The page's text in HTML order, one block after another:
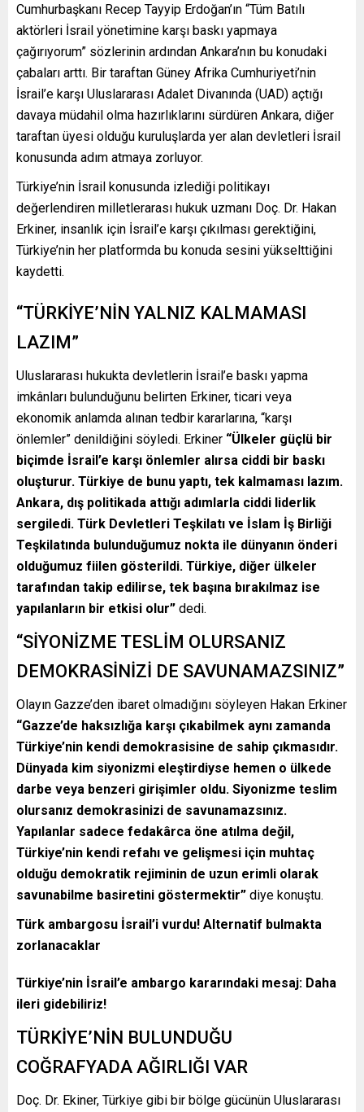
Cumhurbaşkanı Recep Tayyip Erdoğan’ın “Tüm Batılı
aktörleri İsrail yönetimine karşı baskı yapmaya
çağırıyorum” sözlerinin ardından Ankara’nın bu konudaki
çabaları arttı. Bir taraftan Güney Afrika Cumhuriyeti’nin
İsrail’e karşı Uluslararası Adalet Divanında (UAD) açtığı
davaya müdahil olma hazırlıklarını sürdüren Ankara, diğer
taraftan üyesi olduğu kuruluşlarda yer alan devletleri İsrail
konusunda adım atmaya zorluyor.
Türkiye’nin İsrail konusunda izlediği politikayı
değerlendiren milletlerarası hukuk uzmanı Doç. Dr. Hakan
Erkiner, insanlık için İsrail’e karşı çıkılması gerektiğini,
Türkiye’nin her platformda bu konuda sesini yükselttiğini
kaydetti.
“TÜRKİYE’NİN YALNIZ KALMAMASI
LAZIM”
Uluslararası hukukta devletlerin İsrail’e baskı yapma
imkânları bulunduğunu belirten Erkiner, ticari veya
ekonomik anlamda alınan tedbir kararlarına, “karşı
önlemler” denildiğini söyledi. Erkiner “Ülkeler güçlü bir
biçimde İsrail’e karşı önlemler alırsa ciddi bir baskı
oluşturur. Türkiye de bunu yaptı, tek kalmaması lazım.
Ankara, dış politikada attığı adımlarla ciddi liderlik
sergiledi. Türk Devletleri Teşkilatı ve İslam İş Birliği
Teşkilatında bulunduğumuz nokta ile dünyanın önderi
olduğumuz fiilen gösterildi. Türkiye, diğer ülkeler
tarafından takip edilirse, tek başına bırakılmaz ise
yapılanların bir etkisi olur” dedi.
“SİYONİZME TESLİM OLURSANIZ
DEMOKRASİNİZİ DE SAVUNAMAZSINIZ”
Olayın Gazze’den ibaret olmadığını söyleyen Hakan Erkiner
“Gazze’de haksızlığa karşı çıkabilmek aynı zamanda
Türkiye’nin kendi demokrasisine de sahip çıkmasıdır.
Dünyada kim siyonizmi eleştirdiyse hemen o ülkede
darbe veya benzeri girişimler oldu. Siyonizme teslim
olursanız demokrasinizi de savunamazsınız.
Yapılanlar sadece fedakârca öne atılma değil,
Türkiye’nin kendi refahı ve gelişmesi için muhtaç
olduğu demokratik rejiminin de uzun erimli olarak
savunabilme basiretini göstermektir” diye konuştu.
Türk ambargosu İsrail’i vurdu! Alternatif bulmakta
zorlanacaklar
Türkiye’nin İsrail’e ambargo kararındaki mesaj: Daha
ileri gidebiliriz!
TÜRKİYE’NİN BULUNDUĞU
COĞRAFYADA AĞIRLIĞI VAR
Doç. Dr. Ekiner, Türkiye gibi bir bölge gücünün Uluslararası